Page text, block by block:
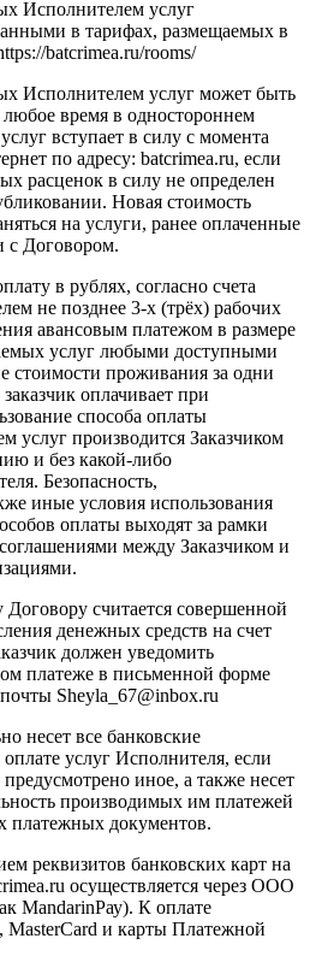
Исполнителем услуг
в тарифах, размещаемых в
batcrimea.ru/rooms/
Исполнителем услуг может быть
время в одностороннем
вступает в силу с момента
по адресу: batcrimea.ru, если
расценок в силу не определен
Новая стоимость
на услуги, ранее оплаченные
с Договором.
в рублях, согласно счета
не позднее 3-х (трёх) рабочих
авансовым платежом в размере
услуг любыми доступными
стоимости проживания за одни
оплачивает при
способа оплаты
услуг производится Заказчиком
и без какой-либо
Безопасность,
иные условия использования
оплаты выходят за рамки
между Заказчиком и
считается совершенной
денежных средств на счет
должен уведомить
платеже в письменной форме
Sheyla_67@inbox.ru
несет все банковские
услуг Исполнителя, если
иное, а также несет
производимых им платежей
платежных документов.
реквизитов банковских карт на
осуществляется через ООО
MandarinРау). К оплате
и карты Платежной